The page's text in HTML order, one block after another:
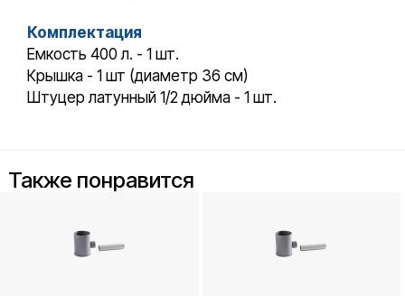
Комплектация
Емкость 400 л. - 1 шт.
Крышка - 1 шт (диаметр 36 см)
Штуцер латунный 1/2 дюйма - 1 шт.
Также понравится